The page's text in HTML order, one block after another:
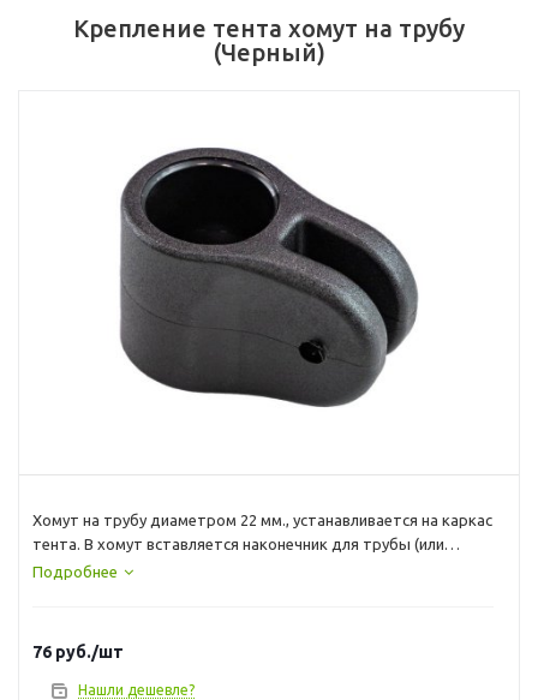
Крепление тента хомут на трубу
(Черный)
Хомут на трубу диаметром 22 мм., устанавливается на каркас
тента. В хомут вставляется наконечник для трубы (или
похожий на него). Материал - полиамид
Подробнее
76 руб./шт
Нашли дешевле?